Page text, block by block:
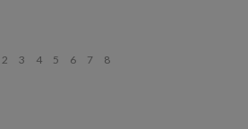
2 3 4 5 6 7 8